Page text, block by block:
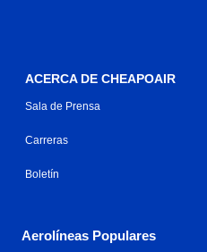
ACERCA DE CHEAPOAIR
Sala de Prensa
Carreras
Boletín
Aerolíneas Populares